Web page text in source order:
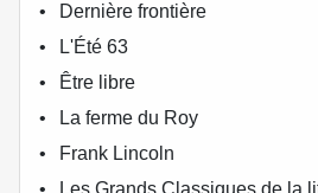
Dernière frontière
L'Été 63
Être libre
La ferme du Roy
Frank Lincoln
Les Grands Classiques de la